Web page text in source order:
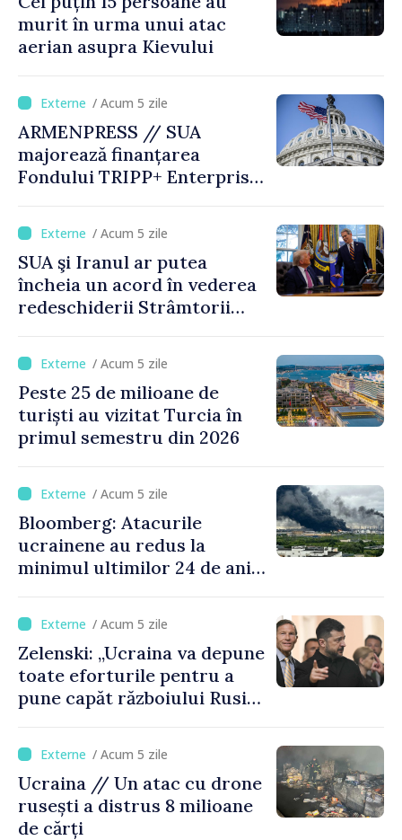
murit în urma unui atac
aerian asupra Kievului
/ Acum 5 zile
ARMENPRESS // SUA
majorează finanțarea
Fondului TRIPP+ Enterprise
milioane de dolari
/ Acum 5 zile
SUA şi Iranul ar putea
încheia un acord în vederea
redeschiderii Strâmtorii
anunţă secretarul american
al Trezoreriei
/ Acum 5 zile
Peste 25 de milioane de
turiști au vizitat Turcia în
primul semestru din 2026
/ Acum 5 zile
Bloomberg: Atacurile
ucrainene au redus la
minimul ultimilor 24 de ani
Rusia
/ Acum 5 zile
Zelenski: „Ucraina va depune
toate eforturile pentru a
pune capăt războiului Rusiei
/ Acum 5 zile
Ucraina // Un atac cu drone
rusești a distrus 8 milioane
de cărți